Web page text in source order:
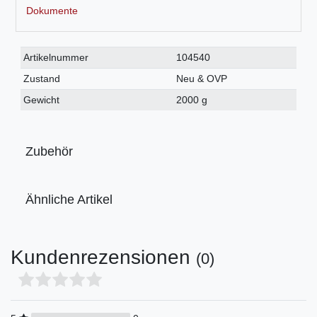
Dokumente
Technisches
Merkmal
Wert
Artikelnummer
104540
Zustand
Neu & OVP
Gewicht
2000 g
Zubehör
Ähnliche Artikel
Kundenrezensionen (0)